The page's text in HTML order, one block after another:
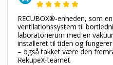
RECUBOX®-enheden, som
ventilationssystem til
laboratorierum med en
installeret til tiden og
– også takket være den
RekupeX-teamet.